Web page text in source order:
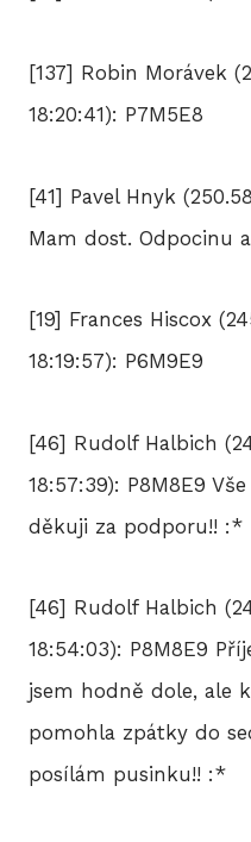
[137] Robin Morávek
18:20:41): P7M5E8
[41] Pavel Hnyk
Mam dost. Odpocinu
[19] Frances Hiscox
18:19:57): P6M9E9
[46] Rudolf Halbich
18:57:39): P8M8E9
děkuji za podporu!! :*
[46] Rudolf Halbich
18:54:03): P8M8E9
jsem hodně dole, ale
pomohla zpátky do
posílám pusinku!! :*